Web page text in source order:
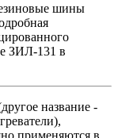
шины
ЗИЛ-131 в
название -
применяются в